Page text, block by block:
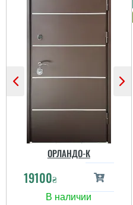
Міла
квартиру.Залишились
дууууже задоволені і
клієнтоорієнтовністю,і
вартістю! ВСЕ НА
ВИЩОМУ РІВНІ ! Бажаю
процвітання компанії
ОРЛАНДО-К
19100₴